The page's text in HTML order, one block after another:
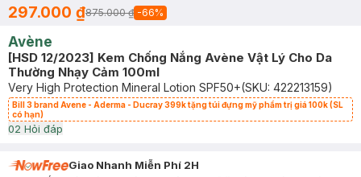
297.000 ₫875.000 ₫ -66%
Avène
[HSD 12/2023] Kem Chống Nắng Avène Vật Lý Cho Da
Thường Nhạy Cảm 100ml
Very High Protection Mineral Lotion SPF50+(SKU: 422213159)
Bill 3 brand Avene - Aderma - Ducray 399k tặng túi đựng mỹ phẩm trị giá 100k (SL
có hạn)
02 Hỏi đáp
Giao Nhanh Miễn Phí 2H